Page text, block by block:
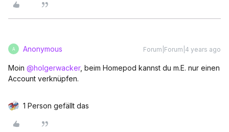
A Anonymous Forum|Forum|4 years ago
Moin @holgerwacker, beim Homepod kannst du m.E. nur einen
Account verknüpfen.
1 Person gefällt das